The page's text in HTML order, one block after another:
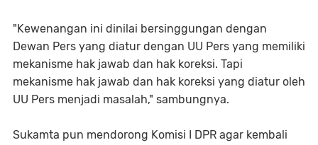
"Kewenangan ini dinilai bersinggungan dengan
Dewan Pers yang diatur dengan UU Pers yang memiliki
mekanisme hak jawab dan hak koreksi. Tapi
mekanisme hak jawab dan hak koreksi yang diatur oleh
UU Pers menjadi masalah," sambungnya.
Sukamta pun mendorong Komisi I DPR agar kembali